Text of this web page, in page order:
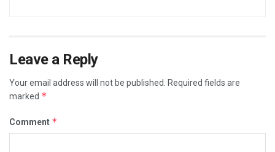
Leave a Reply
Your email address will not be published.
Required fields are
marked *
Comment *